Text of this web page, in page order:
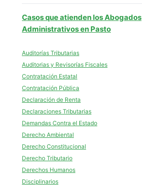
Casos que atienden los Abogados
Administrativos en Pasto
Auditorías Tributarias
Auditorias y Revisorías Fiscales
Contratación Estatal
Contratación Pública
Declaración de Renta
Declaraciones Tributarias
Demandas Contra el Estado
Derecho Ambiental
Derecho Constitucional
Derecho Tributario
Derechos Humanos
Disciplinarios